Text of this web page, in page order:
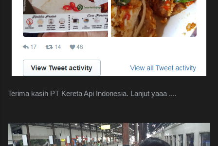
Terima kasih PT Kereta Api Indonesia. Lanjut yaaa ....